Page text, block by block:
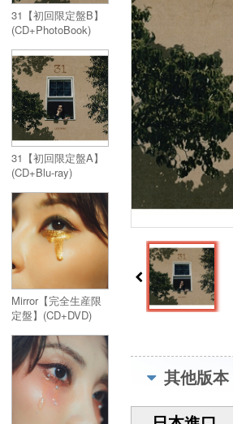
31【初回限定盤B】
(CD+PhotoBook)
31【初回限定盤A】
(CD+Blu-ray)
Mirror【完全生産限
定盤】(CD+DVD)
其他版本